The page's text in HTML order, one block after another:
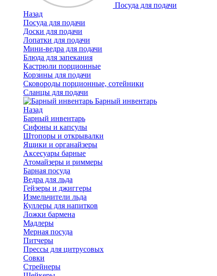
Посуда для подачи
Назад
Посуда для подачи
Доски для подачи
Лопатки для подачи
Мини-ведра для подачи
Блюда для запекания
Кастрюли порционные
Корзины для подачи
Сковороды порционные, сотейники
Сланцы для подачи
Барный инвентарь
Назад
Барный инвентарь
Сифоны и капсулы
Штопоры и открывалки
Ящики и органайзеры
Аксесуары барные
Атомайзеры и риммеры
Барная посуда
Ведра для льда
Гейзеры и джиггеры
Измельчители льда
Куллеры для напитков
Ложки бармена
Мадлеры
Мерная посуда
Питчеры
Прессы для цитрусовых
Совки
Стрейнеры